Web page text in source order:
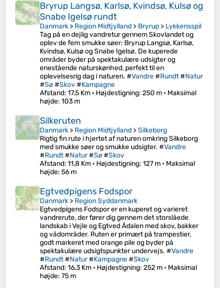
Bryrup Langsø, Karlsø, Kvindsø, Kulsø og
Snabe Igelsø rundt
Danmark > Region Midtjylland > Bryrup > Lykkensspil
Tag på en dejlig vandretur gennem Skovlandet og
oplev de fem smukke søer: Bryrup Langsø, Karlsø,
Kvindsø, Kulsø og Snabe Igelsø. De kuperede
områder byder på spektakulære udsigter og
enestående naturskønhed, perfekt til en
oplevelsesrig dag i naturen. #Vandre#Rundt#Natur
#Sø#Skov#Kampagne
Afstand: 17,5 Km • Højdestigning: 250 m • Maksimal
højde: 103 m
Silkeruten
Danmark > Region Midtjylland >Silkeborg
Rigtig fin rute i hjertet af naturen omkring Silkeborg
med smukke søer og smukke udsigter. #Vandre
#Rundt#Natur#Sø#Skov
Afstand: 11,8 Km • Højdestigning: 127 m • Maksimal
højde: 56 m
Egtvedpigens Fodspor
Danmark > Region Syddanmark
Egtvedpigens Fodspor er en kuperet og varieret
vandrerute, der fører dig gennem det storslåede
landskab i Vejle og Egtved Ådalen med skov, bakker
og vådområder. Ruten er primært på trampestier,
godt markeret med orange pile og byder på
spektakulære udsigtspunkter undervejs. #Vandre
#Rundt#Natur#Kampagne#Skov
Afstand: 16,3 Km • Højdestigning: 252 m • Maksimal
højde: 75 m